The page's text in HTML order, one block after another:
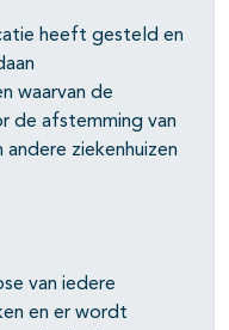
heeft gesteld en
waarvan de
de afstemming van
ziekenhuizen
van iedere
en er wordt